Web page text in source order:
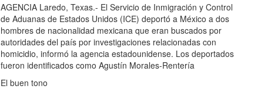
AGENCIA Laredo, Texas.- El Servicio de Inmigración y Control
de Aduanas de Estados Unidos (ICE) deportó a México a dos
hombres de nacionalidad mexicana que eran buscados por
autoridades del país por investigaciones relacionadas con
homicidio, informó la agencia estadounidense. Los deportados
fueron identificados como Agustín Morales-Rentería
El buen tono